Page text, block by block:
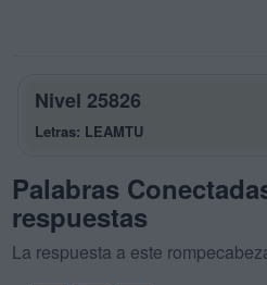
Nivel 25826
Letras: LEAMTU
Palabras
respuestas
La respuesta a este